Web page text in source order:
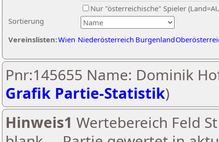
Sortierung
Nur "österreichische" Spieler
Vereinslisten:Wien Niederösterreich Burgenland
Pnr:145655 Name: Dominik
Grafik Partie-Statistik)
Hinweis1 Wertebereich Feld